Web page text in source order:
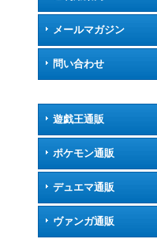
メールマガジン
問い合わせ
遊戯王通販
ポケモン通販
デュエマ通販
ヴァンガ通販